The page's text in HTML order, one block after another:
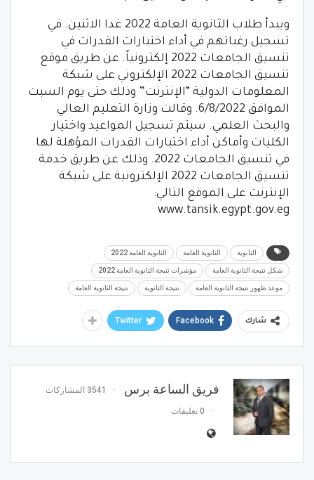
ويبدأ طلاب الثانوية العامة 2022 غدا الاثنين. في
تسجيل رغباتهم في أداء اختبارات القدرات في
تنسيق الجامعات 2022 إلكترونياً. عن طريق موقع
تنسيق الجامعات 2022 الإلكتروني على شبكة
المعلومات الدولية “الإنترنت” وذلك حتى يوم السبت
الموافق 6/8/2022. وقالت وزارة التعليم العالي
والبحث العلمي. سيتم تسجيل المواعيد واختيار
الكليات وأماكن أداء اختبارات القدرات المؤهلة لها
في تنسيق الجامعات 2022. وذلك عن طريق خدمة
تنسيق الجامعات 2022 الإلكترونية على شبكة
الإنترنت على الموقع التالي:
www.tansik.egypt.gov.eg
الثانوية الثانوية العامة الثانوية العامة 2022
شكل نتيجة الثانوية العامة مؤشرات نتيجة الثانوية العامة 2022
موعد ظهور نتيجة الثانوية العامة نتيجة الثانوية نتيجة الثانوية العامة
شارك Facebook
Twitter
فريق الساعة برس 3541 المشاركات
0 تعليقات